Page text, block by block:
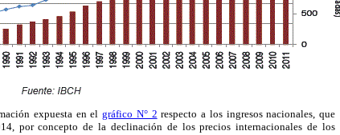
expuesta en elgráfico N° 2 respecto a los ingresos nacionales, que
por concepto de la declinación de los precios internacionales de los